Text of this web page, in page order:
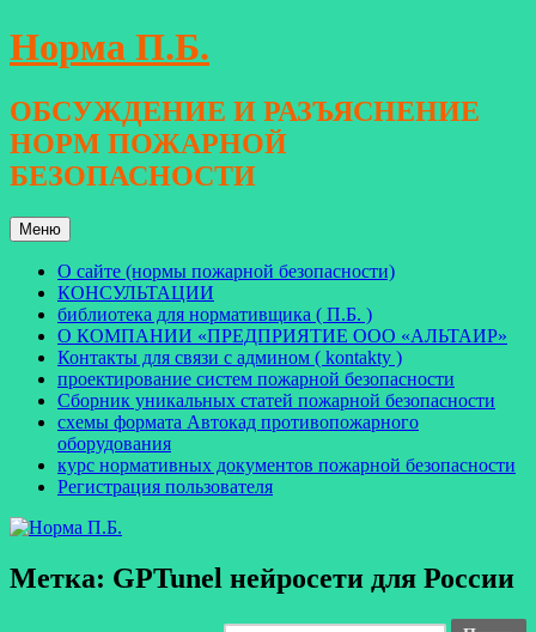
Перейти
к
Норма П.Б.
ОБСУЖДЕНИЕ И РАЗЪЯСНЕНИЕ
НОРМ ПОЖАРНОЙ
БЕЗОПАСНОСТИ
Меню
О сайте (нормы пожарной безопасности)
КОНСУЛЬТАЦИИ
библиотека для нормативщика ( П.Б. )
О КОМПАНИИ «ПРЕДПРИЯТИЕ ООО «АЛЬТАИР»
Контакты для связи с админом ( kontakty )
проектирование систем пожарной безопасности
Сборник уникальных статей пожарной безопасности
схемы формата Автокад противопожарного
оборудования
курс нормативных документов пожарной безопасности
Регистрация пользователя
Метка: GPTunel нейросети для России